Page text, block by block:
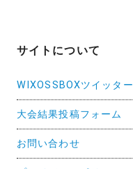
サイトについて
WIXOSSBOXツイッター
大会結果投稿フォーム
お問い合わせ